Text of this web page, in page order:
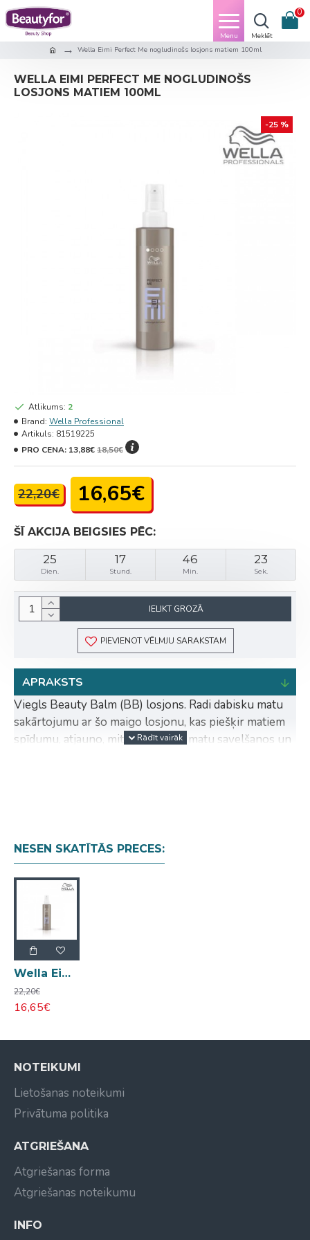
0
Wella Eimi Perfect Me nogludinošs losjons matiem 100ml
WELLA EIMI PERFECT ME NOGLUDINOŠS
LOSJONS MATIEM 100ML
-25 %
ŠĪ AKCIJA BEIGSIES PĒC:
25
Dien.
17
Stund.
46
Min.
23
Sek.
22,20€ 16,65€
Atlikums: 2
Brand: Wella Professional
Artikuls: 81519225
PRO CENA: 13,88€18,50€
IELIKT GROZĀ
PIEVIENOT VĒLMJU SARAKSTAM
APRAKSTS
Viegls Beauty Balm (BB) losjons. Radi dabisku matu
sakārtojumu ar šo maigo losjonu, kas piešķir matiem
spīdumu, atjauno, mitrina, novērš matu savelšanos un
NESEN SKATĪTĀS PRECES:
Wella Eimi Perfect Me nogludinošs losjons matiem 100ml
22,20€
16,65€
NOTEIKUMI
Lietošanas noteikumi
Privātuma politika
ATGRIEŠANA
Atgriešanas forma
Atgriešanas noteikumu
INFO